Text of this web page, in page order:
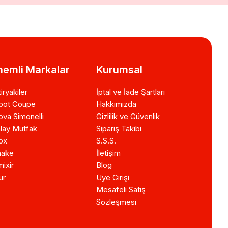
Markalar
Coupe
Simonelli
Mutfak
Kurumsal
İptal ve İade Şartları
Hakkımızda
Gizlilik ve Güvenlik
Sipariş Takibi
S.S.S.
İletişim
Blog
Üye Girişi
Mesafeli Satış
Sözleşmesi